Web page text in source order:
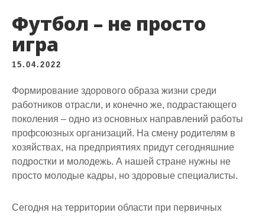
Футбол – не просто
игра
15.04.2022
Формирование здорового образа жизни среди
работников отрасли, и конечно же, подрастающего
поколения – одно из основных направлений работы
профсоюзных организаций. На смену родителям в
хозяйствах, на предприятиях придут сегодняшние
подростки и молодежь. А нашей стране нужны не
просто молодые кадры, но здоровые специалисты.
Сегодня на территории области при первичных